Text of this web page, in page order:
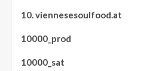
10. viennesesoulfood.at
10000_prod
10000_sat